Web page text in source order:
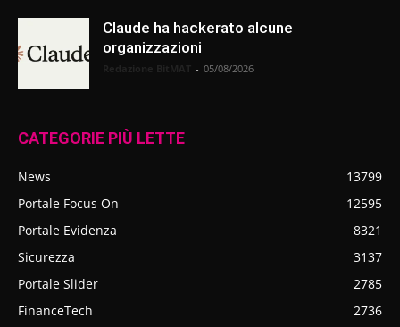
Claude ha hackerato alcune
organizzazioni
- 05/08/2026
CATEGORIE PIÙ LETTE
News
13799
Portale Focus On
12595
Portale Evidenza
8321
Sicurezza
3137
Portale Slider
2785
FinanceTech
2736